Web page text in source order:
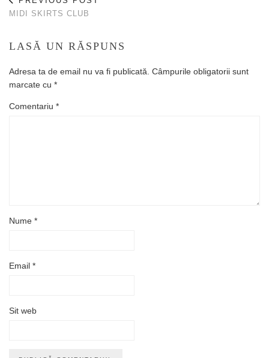
MIDI SKIRTS CLUB
LASĂ UN RĂSPUNS
Adresa ta de email nu va fi publicată. Câmpurile obligatorii sunt
marcate cu *
Comentariu *
Nume *
Email *
Sit web